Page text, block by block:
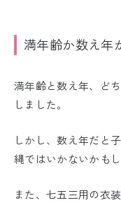
満年齢か数え年
満年齢と数え年、ど
しました。
しかし、数え年だと
縄ではいかないかもし
また、七五三用の衣